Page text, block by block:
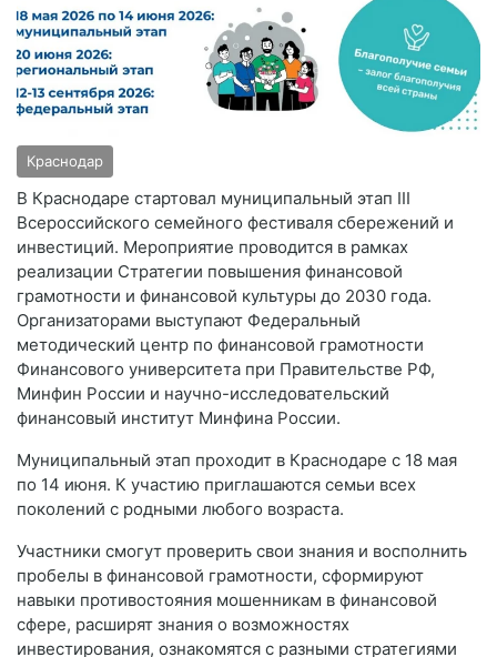
Краснодар
В Краснодаре стартовал муниципальный этап III
Всероссийского семейного фестиваля сбережений и
инвестиций. Мероприятие проводится в рамках
реализации Стратегии повышения финансовой
грамотности и финансовой культуры до 2030 года.
Организаторами выступают Федеральный
методический центр по финансовой грамотности
Финансового университета при Правительстве РФ,
Минфин России и научно-исследовательский
финансовый институт Минфина России.
Муниципальный этап проходит в Краснодаре с 18 мая
по 14 июня. К участию приглашаются семьи всех
поколений с родными любого возраста.
Участники смогут проверить свои знания и восполнить
пробелы в финансовой грамотности, сформируют
навыки противостояния мошенникам в финансовой
сфере, расширят знания о возможностях
инвестирования, ознакомятся с разными стратегиями